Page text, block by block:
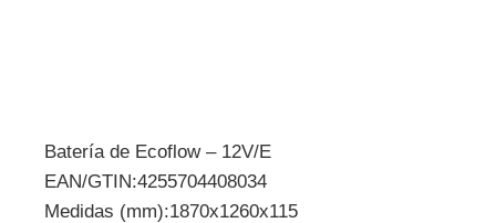
Batería de Ecoflow – 12V/E
EAN/GTIN:4255704408034
Medidas (mm):1870x1260x115